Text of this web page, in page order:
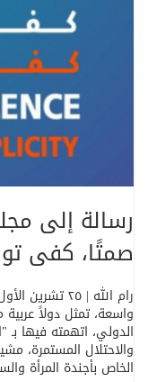
رسالة إلى
صمتًا، كفى
واسعة، تمثل دولاً
الدولي، اتهمته فيها بـ"
الخاص بأجندة المرأة